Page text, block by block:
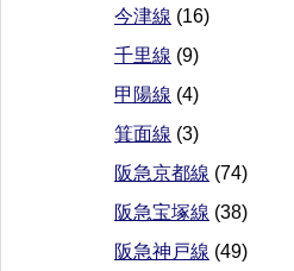
今津線 (16)
千里線 (9)
甲陽線 (4)
箕面線 (3)
阪急京都線 (74)
阪急宝塚線 (38)
阪急神戸線 (49)